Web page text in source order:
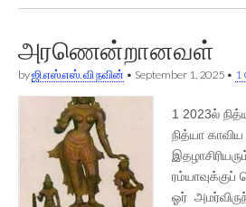
அரணென்றானவள்
byஜி.எஸ்.எஸ். வி நவின் • September 1, 2025 • 1
1 2023ல்
நித்யா காவிய
ஓர்